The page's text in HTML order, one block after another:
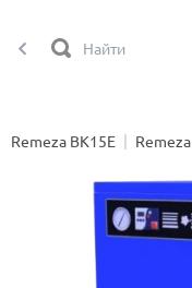
Remeza ВК15Е Remeza